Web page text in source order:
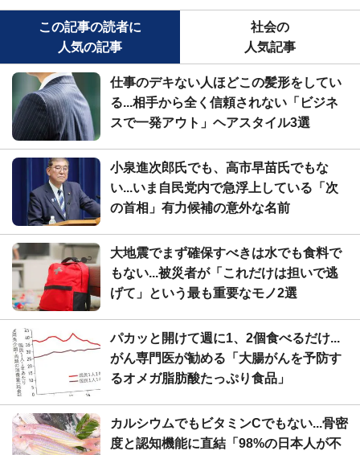
この記事の読者に
人気の記事
社会の
人気記事
仕事のデキない人ほどこの髪形をしてい
る...相手から全く信頼されない「ビジネ
スで一発アウト」ヘアスタイル3選
小泉進次郎氏でも、高市早苗氏でもな
い...いま自民党内で急浮上している「次
の首相」有力候補の意外な名前
大地震でまず確保すべきは水でも食料で
もない...被災者が「これだけは担いで逃
げて」という最も重要なモノ2選
パカッと開けて週に1、2個食べるだけ...
がん専門医が勧める「大腸がんを予防す
るオメガ脂肪酸たっぷり食品」
カルシウムでもビタミンCでもない...骨密
度と認知機能に直結「98%の日本人が不